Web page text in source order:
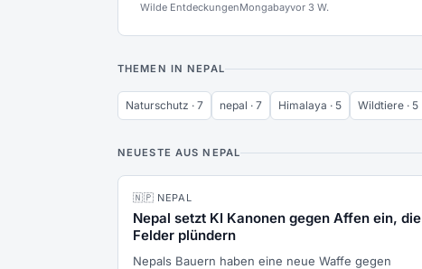
Wilde EntdeckungenMongabayvor 3 W.
THEMEN IN NEPAL
Naturschutz · 7 nepal · 7 Himalaya · 5 Wildtiere · 5
NEUESTE AUS NEPAL
🇳🇵 NEPAL
Nepal setzt KI Kanonen gegen Affen ein, die
Felder plündern
Nepals Bauern haben eine neue Waffe gegen